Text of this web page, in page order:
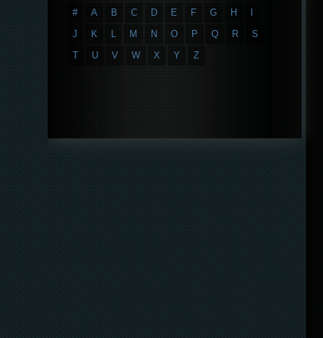
# A B C D E F G H
J
K L M N O P Q R
S
T
U V W X Y Z